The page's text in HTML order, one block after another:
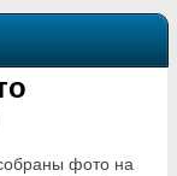
фото на